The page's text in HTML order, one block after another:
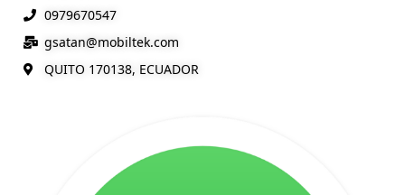
0979670547
gsatan@mobiltek.com
QUITO 170138, ECUADOR